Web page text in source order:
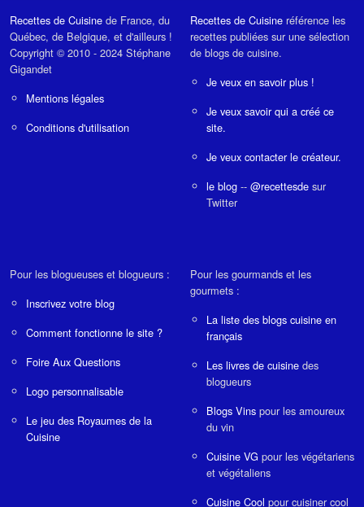
Recettes de Cuisine de France, du
Québec, de Belgique, et d'ailleurs !
Copyright © 2010 - 2024 Stéphane
Gigandet
Mentions légales
Conditions d'utilisation
Recettes de Cuisine référence les
recettes publiées sur une sélection
de blogs de cuisine.
Je veux en savoir plus !
Je veux savoir qui a créé ce
site.
Je veux contacter le créateur.
le blog -- @recettesde sur
Twitter
Pour les blogueuses et blogueurs :
Inscrivez votre blog
Comment fonctionne le site ?
Foire Aux Questions
Logo personnalisable
Le jeu des Royaumes de la
Cuisine
Pour les gourmands et les
gourmets :
La liste des blogs cuisine en
français
Les livres de cuisine des
blogueurs
Blogs Vins pour les amoureux
du vin
Cuisine VG pour les végétariens
et végétaliens
Cuisine Cool pour cuisiner cool